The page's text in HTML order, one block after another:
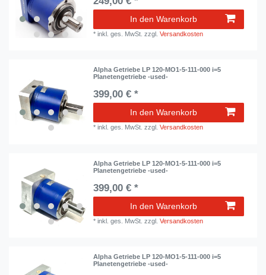
In den Warenkorb
*inkl. ges. MwSt. zzgl.Versandkosten
Alpha Getriebe LP 120-MO1-5-111-000 i=5
Planetengetriebe -used-
399,00 € *
In den Warenkorb
*inkl. ges. MwSt. zzgl.Versandkosten
Alpha Getriebe LP 120-MO1-5-111-000 i=5
Planetengetriebe -used-
399,00 € *
In den Warenkorb
*inkl. ges. MwSt. zzgl.Versandkosten
Alpha Getriebe LP 120-MO1-5-111-000 i=5
Planetengetriebe -used-